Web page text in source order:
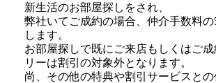
新生活のお部屋探しをされ、
弊社いてご成約の場合、仲介手数料
します。
お部屋探しで既にご来店もしくはご成
リーは割引の対象外となります。
尚、その他の特典や割引サービスとの